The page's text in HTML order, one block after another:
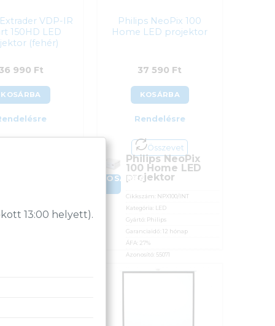
VDP-IR
150HD LED
(fehér)
36 990 Ft
KOSÁRBA
LED
Philips NeoPix 100
Home LED projektor
37 590 Ft
KOSÁRBA
Rendelésre
Összevet
KOSÁRBA
Philips NeoPix
100 Home LED
projektor
Cikkszám: NPX100/INT
Kategória: LED
Gyártó: Philips
Garanciaidő: 12 hónap
ÁFA: 27%
Azonosító: 55071
37 590Ft
13:00 helyett).